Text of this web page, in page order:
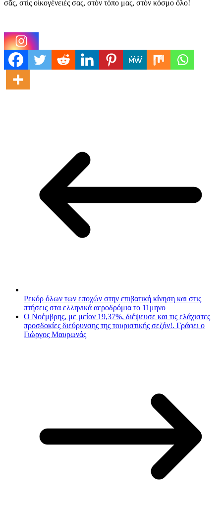
σᾶς, στίς οἰκογένειές σας, στόν τόπο μας, στόν κόσμο ὅλο!
Ρεκόρ όλων των εποχών στην επιβατική κίνηση και στις
πτήσεις στα ελληνικά αεροδρόμια το 11μηνο
Ο Νοέμβρης, με μείον 19,37%, διέψευσε και τις ελάχιστες
προσδοκίες διεύρυνσης της τουριστικής σεζόν!. Γράφει ο
Γιώργος Μαυρωνάς